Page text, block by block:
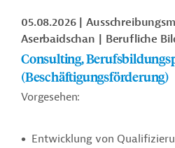
05.08.2026
Aserbaidschan
Berufliche
Consulting,
(Beschäftigungsförderung)
Vorgesehen:
Entwicklung von